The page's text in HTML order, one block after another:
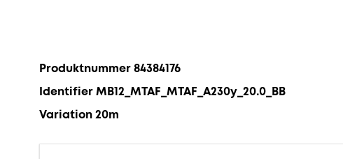
Produktnummer 84384176
Identifier MB12_MTAF_MTAF_A230y_20.0_BB
Variation 20m